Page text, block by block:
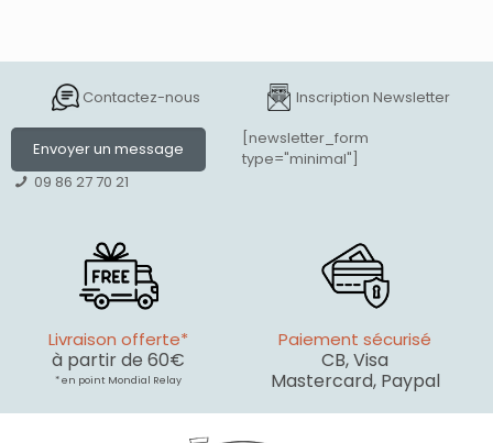
Contactez-nous
Envoyer un message
09 86 27 70 21
Inscription Newsletter
[newsletter_form
type="minimal"]
Livraison offerte*
à partir de 60€
* en point Mondial Relay
Paiement sécurisé
CB, Visa
Mastercard, Paypal